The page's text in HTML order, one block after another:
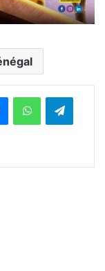
MessengerWhatsAppTelegram